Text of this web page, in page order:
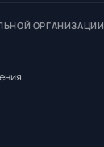
ОРГАНИЗАЦИИ